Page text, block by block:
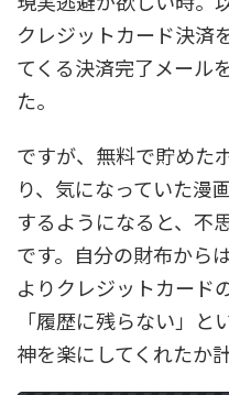
クレジットカード決済
てくる決済完了メール
た。
ですが、無料で貯めた
り、気になっていた漫
するようになると、不
です。自分の財布から
よりクレジットカード
「履歴に残らない」
神を楽にしてくれたか